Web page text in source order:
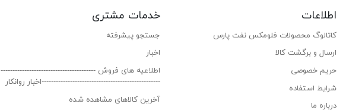
اطلاعات
کاتالوگ محصولات فلومکس نفت پارس
ارسال و برگشت کالا
حریم خصوصی
شرایط استفاده
درباره ما
خدمات مشتری
جستجو پیشرفته
اخبار
اطلاعیه های فروش ----------------------------------------
--------------------------------------------------اخبار روانکار
آخرین کالاهای مشاهده شده